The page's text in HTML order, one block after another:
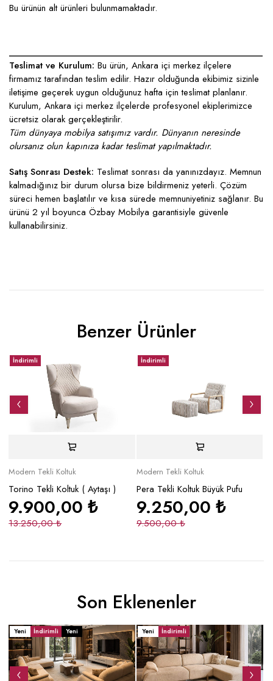
Bu ürünün alt ürünleri bulunmamaktadır.
____________________________________________________
Teslimat ve Kurulum: Bu ürün, Ankara içi merkez ilçelere
firmamız tarafından teslim edilir. Hazır olduğunda ekibimiz sizinle
iletişime geçerek uygun olduğunuz hafta için teslimat planlanır.
Kurulum, Ankara içi merkez ilçelerde profesyonel ekiplerimizce
ücretsiz olarak gerçekleştirilir.
Tüm dünyaya mobilya satışımız vardır. Dünyanın neresinde
olursanız olun kapınıza kadar teslimat yapılmaktadır.
Satış Sonrası Destek: Teslimat sonrası da yanınızdayız. Memnun
kalmadığınız bir durum olursa bize bildirmeniz yeterli. Çözüm
süreci hemen başlatılır ve kısa sürede memnuniyetiniz sağlanır. Bu
ürünü 2 yıl boyunca Özbay Mobilya garantisiyle güvenle
kullanabilirsiniz.
Benzer Ürünler
İndirimli
Modern Tekli Koltuk
Torino Tekli Koltuk ( Aytaşı )
13.250,00₺
9.900,00₺
İndirimli
Modern Tekli Koltuk
Pera Tekli Koltuk Büyük Pufu
9.500,00₺
9.250,00 ₺
Son Eklenenler
Yeni İndirimli Yeni Yeni İndirimli